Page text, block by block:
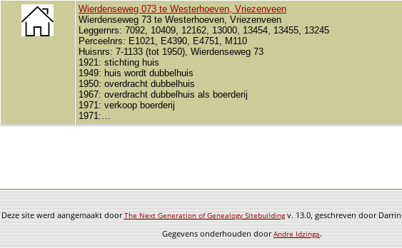
Wierdenseweg 073 te Westerhoeven, Vriezenveen
Wierdenseweg 73 te Westerhoeven, Vriezenveen
Leggernrs: 7092, 10409, 12162, 13000, 13454, 13455, 13245
Perceelnrs: E1021, E4390, E4751, M110
Huisnrs: 7-1133 (tot 1950), Wierdenseweg 73
1921: stichting huis
1949: huis wordt dubbelhuis
1950: overdracht dubbelhuis
1967: overdracht dubbelhuis als boerderij
1971: verkoop boerderij
1971:…
Deze site werd aangemaakt doorThe Next Generation of Genealogy Sitebuildingv. 13.0, geschreven door
Gegevens onderhouden doorAndre Idzinga.